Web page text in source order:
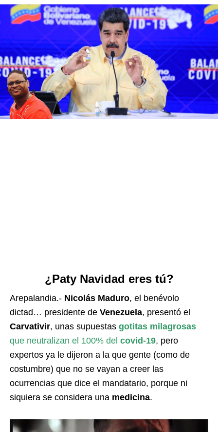
¿Paty Navidad eres tú?
Arepalandia.- Nicolás Maduro, el benévolo
dictad… presidente de Venezuela, presentó el
Carvativir, unas supuestas gotitas milagrosas
que neutralizan el 100% del covid-19, pero
expertos ya le dijeron a la que gente (como de
costumbre) que no se vayan a creer las
ocurrencias que dice el mandatario, porque ni
siquiera se considera una medicina.